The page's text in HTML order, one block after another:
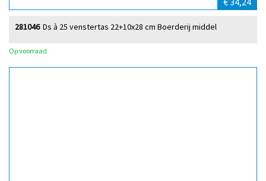
Ds à 25 venstertas 22+10x28 cm Boerderij middel
281046
Op voorraad